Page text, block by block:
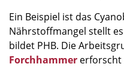
Ein Beispiel ist das
Nährstoffmangel stellt
bildet PHB. Die
Forchhammer erforscht